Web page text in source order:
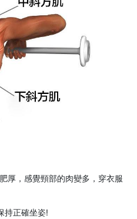
厚，感覺頸部的肉變多，穿衣服
持正確坐姿!